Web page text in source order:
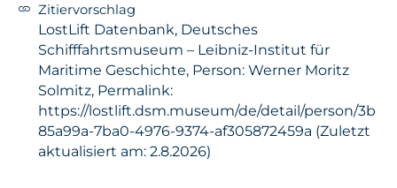
Zitiervorschlag
LostLift Datenbank, Deutsches
Schifffahrtsmuseum – Leibniz-Institut für
Maritime Geschichte, Person: Werner Moritz
Solmitz, Permalink:
https://lostlift.dsm.museum/de/detail/person/3b
85a99a-7ba0-4976-9374-af305872459a (Zuletzt
aktualisiert am: 2.8.2026)